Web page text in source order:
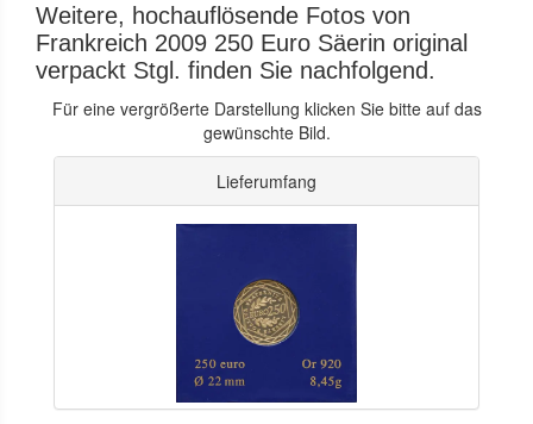
Weitere, hochauflösende Fotos von
Frankreich 2009 250 Euro Säerin original
verpackt Stgl. finden Sie nachfolgend.
Für eine vergrößerte Darstellung klicken Sie bitte auf das
gewünschte Bild.
Lieferumfang